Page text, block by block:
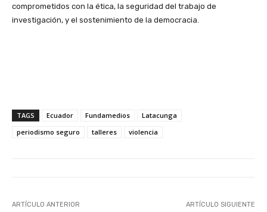
comprometidos con la ética, la seguridad del trabajo de
investigación, y el sostenimiento de la democracia.
TAGS Ecuador Fundamedios
Latacunga
periodismo seguro
talleres violencia
ARTÍCULO ANTERIOR ARTÍCULO SIGUIENTE